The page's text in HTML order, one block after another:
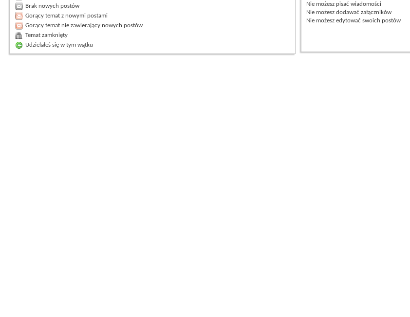
Brak nowych postów
Gorący temat z nowymi postami
Gorący temat nie zawierający nowych postów
Temat zamknięty
Udzielałeś się w tym wątku
Nie możeszpisać wiadomości
Nie możeszdodawać załączników
Nie możeszedytować swoich postów